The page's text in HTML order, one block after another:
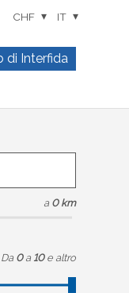
CHF IT
di Interfida
a 0 km
Da 0 a 10 e altro